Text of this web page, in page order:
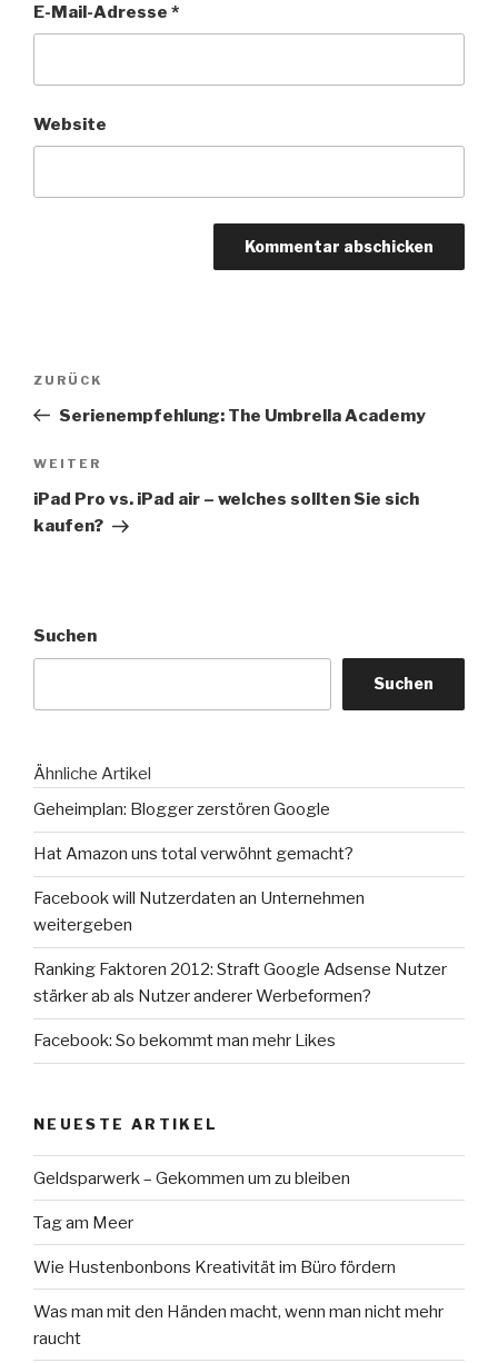
E-Mail-Adresse *
Website
Beitragsnavigation
Vorheriger
Beitrag
ZURÜCK
Serienempfehlung: The Umbrella Academy
Nächster
Beitrag
WEITER
iPad Pro vs. iPad air – welches sollten Sie sich
kaufen?
Suchen
Suchen
Ähnliche Artikel
Geheimplan: Blogger zerstören Google
Hat Amazon uns total verwöhnt gemacht?
Facebook will Nutzerdaten an Unternehmen
weitergeben
Ranking Faktoren 2012: Straft Google Adsense Nutzer
stärker ab als Nutzer anderer Werbeformen?
Facebook: So bekommt man mehr Likes
NEUESTE ARTIKEL
Geldsparwerk – Gekommen um zu bleiben
Tag am Meer
Wie Hustenbonbons Kreativität im Büro fördern
Was man mit den Händen macht, wenn man nicht mehr
raucht